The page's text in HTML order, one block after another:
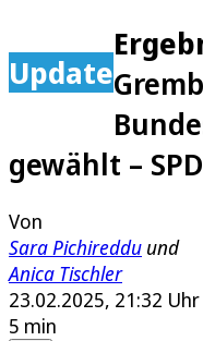
Update
gewählt –
Von
Sara Pichireddu und
Anica Tischler
23.02.2025, 21:32 Uhr
5 min